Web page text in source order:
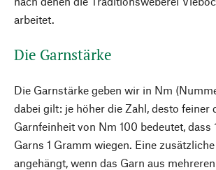
arbeitet.
Die Garnstärke
Die Garnstärke geben wir in Nm
dabei gilt: je höher die Zahl, desto feiner
Garnfeinheit von Nm 100 bedeutet, dass
Garns 1 Gramm wiegen. Eine
angehängt, wenn das Garn aus